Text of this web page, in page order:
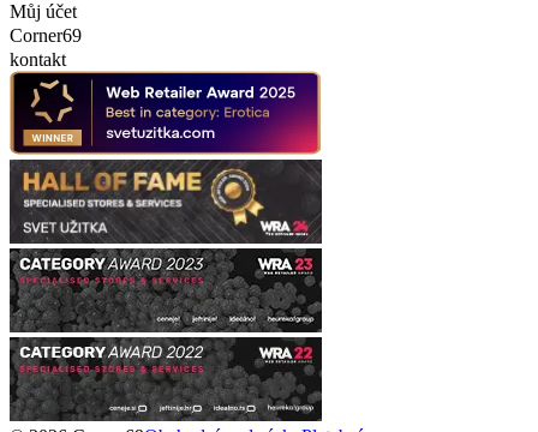
Můj účet
Corner69
kontakt